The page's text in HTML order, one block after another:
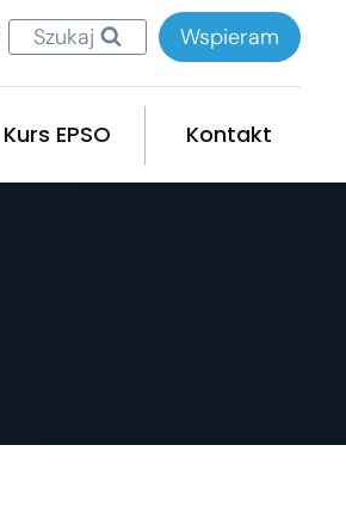
Szukaj Wspieram
Kurs EPSO Kontakt